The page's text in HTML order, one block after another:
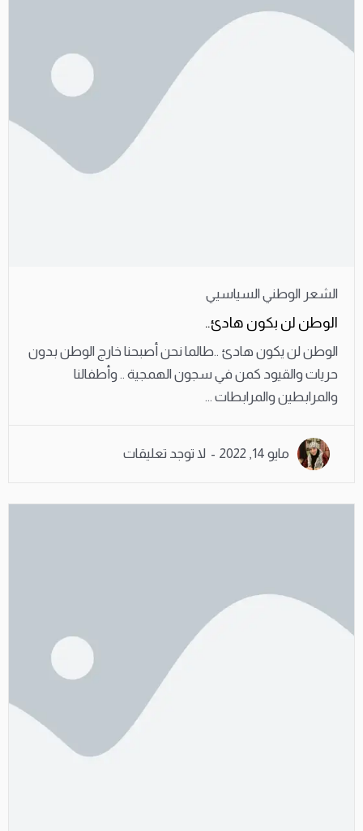
الشعر الوطني السياسيي
الوطن لن بكون هادئ..
الوطن لن يكون هادئ ..طالما نحن أصبحنا خارج الوطن بدون
حريات والقيود كمن في سجون الهمجية .. وأطفالنا
والمرابطين والمرابطات ...
مايو 14, 2022 لا توجد تعليقات